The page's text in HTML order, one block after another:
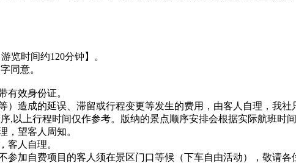
览时间约120分钟】。
同意。
有效身份证。
造成的延误、滞留或行程变更等发生的费用，由客人自理，我社
以上行程时间仅作参考。版纳的景点顺序安排会根据实际航班时
，望客人周知。
客人自理。
加自费项目的客人须在景区门口等候（下车自由活动），敬请